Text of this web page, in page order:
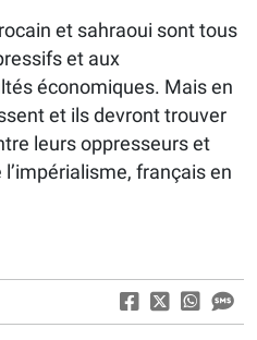
et sahraoui sont tous
et aux
économiques. Mais en
et ils devront trouver
leurs oppresseurs et
français en